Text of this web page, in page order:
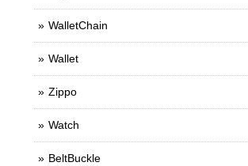
WalletChain
Wallet
Zippo
Watch
BeltBuckle